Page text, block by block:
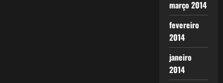
março 2014
fevereiro
2014
janeiro
2014